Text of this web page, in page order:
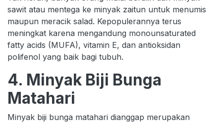
sawit atau mentega ke minyak zaitun untuk menumis
maupun meracik salad. Kepopulerannya terus
meningkat karena mengandung monounsaturated
fatty acids (MUFA), vitamin E, dan antioksidan
polifenol yang baik bagi tubuh.
4. Minyak Biji Bunga
Matahari
Minyak biji bunga matahari dianggap merupakan